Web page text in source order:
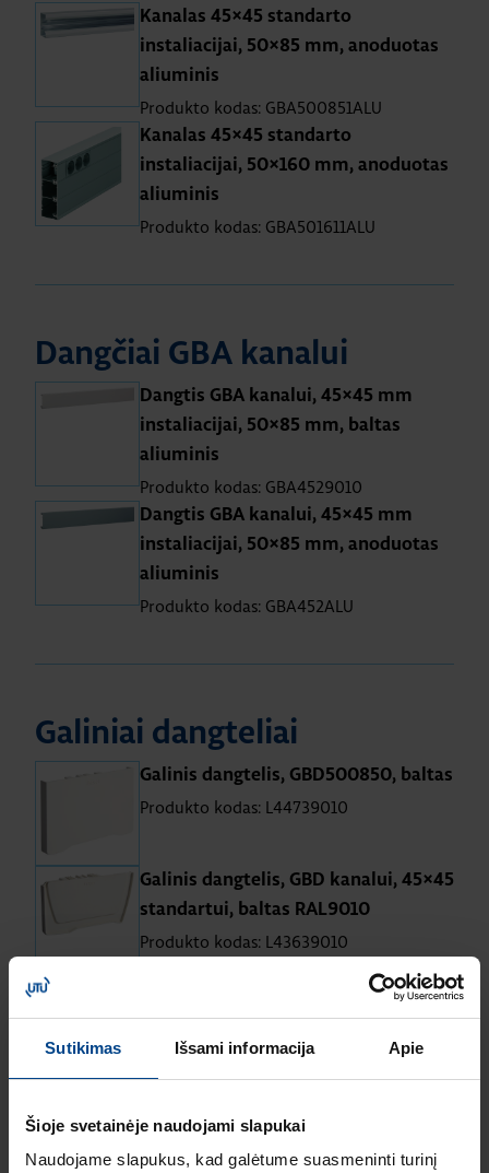
Sutikimas Išsami informacija Apie
Šioje svetainėje naudojami slapukai
Naudojame slapukus, kad galėtume suasmeninti turinį
Kanalas 45×45 standarto
instaliacijai, 50×85 mm, anoduotas
aliuminis
Produkto kodas: GBA500851ALU
Kanalas 45×45 standarto
instaliacijai, 50×160 mm, anoduotas
aliuminis
Produkto kodas: GBA501611ALU
Dangčiai GBA kanalui
Dangtis GBA kanalui, 45×45 mm
instaliacijai, 50×85 mm, baltas
aliuminis
Produkto kodas: GBA4529010
Dangtis GBA kanalui, 45×45 mm
instaliacijai, 50×85 mm, anoduotas
aliuminis
Produkto kodas: GBA452ALU
Galiniai dangteliai
Galinis dangtelis, GBD500850, baltas
Produkto kodas: L44739010
Galinis dangtelis, GBD kanalui, 45×45
standartui, baltas RAL9010
Produkto kodas: L43639010
Galinis dangtelis, GBD50131, baltas
Produkto kodas: L43939010